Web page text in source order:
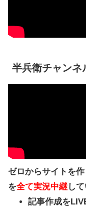
半兵衛チャンネ
ゼロからサイトを
を全て実況中継して
記事作成を